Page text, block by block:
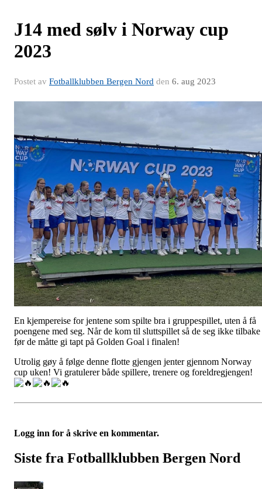
J14 med sølv i Norway cup
2023
Postet av Fotballklubben Bergen Nord den 6. aug 2023
En kjempereise for jentene som spilte bra i gruppespillet, uten å få
poengene med seg. Når de kom til sluttspillet så de seg ikke tilbake
før de måtte gi tapt på Golden Goal i finalen!
Utrolig gøy å følge denne flotte gjengen jenter gjennom Norway
cup uken! Vi gratulerer både spillere, trenere og foreldregjengen!
Logg inn for å skrive en kommentar.
Siste fra Fotballklubben Bergen Nord